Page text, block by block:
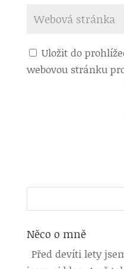
Uložit do
webovou stránku
Něco o mně
Před devíti lety